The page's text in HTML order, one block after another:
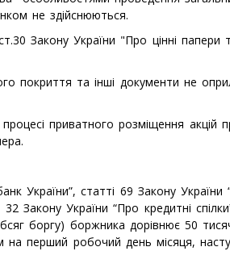
не здійснюються.
Закону України "Про цінні
покриття та інші документи не
приватного розміщення акцій
статті 69 Закону України
Закону України “Про кредитні
боргу) боржника дорівнює 50
перший робочий день місяця,